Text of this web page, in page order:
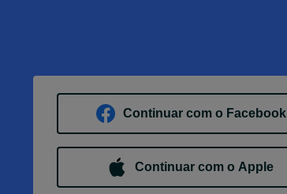
Continuar com o Facebook
Continuar com o Apple